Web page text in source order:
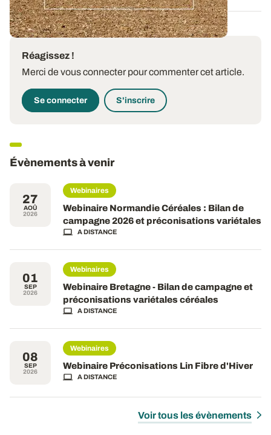
Réagissez !
Merci de vous connecter pour commenter cet article.
Se connecter S'inscrire
Évènements à venir
27
AOÛ
2026
Webinaires
Webinaire Normandie Céréales : Bilan de
campagne 2026 et préconisations variétales
A DISTANCE
01
SEP
2026
Webinaires
Webinaire Bretagne - Bilan de campagne et
préconisations variétales céréales
A DISTANCE
08
SEP
2026
Webinaires
Webinaire Préconisations Lin Fibre d'Hiver
A DISTANCE
Voir tous les évènements